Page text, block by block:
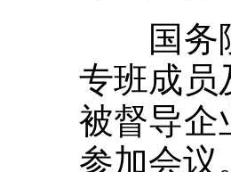
国务院
专班成员
被督导企
参加会议